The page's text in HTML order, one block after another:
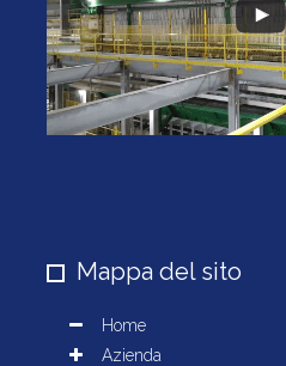
Mappa del sito